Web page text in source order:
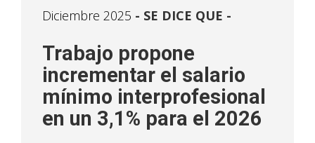
Diciembre 2025 SE DICE QUE -
Trabajo propone
incrementar el salario
mínimo interprofesional
en un 3,1% para el 2026